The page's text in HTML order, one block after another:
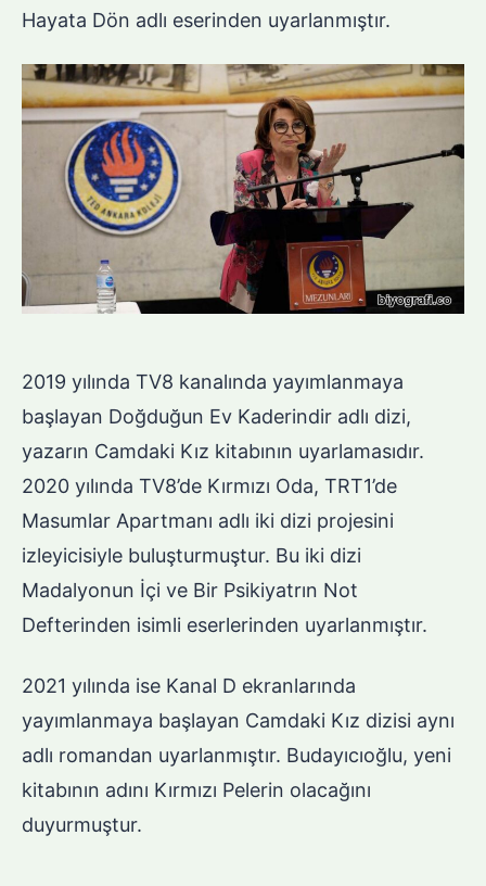
Hayata Dön adlı eserinden uyarlanmıştır.
2019 yılında TV8 kanalında yayımlanmaya
başlayan Doğduğun Ev Kaderindir adlı dizi,
yazarın Camdaki Kız kitabının uyarlamasıdır.
2020 yılında TV8’de Kırmızı Oda, TRT1’de
Masumlar Apartmanı adlı iki dizi projesini
izleyicisiyle buluşturmuştur. Bu iki dizi
Madalyonun İçi ve Bir Psikiyatrın Not
Defterinden isimli eserlerinden uyarlanmıştır.
2021 yılında ise Kanal D ekranlarında
yayımlanmaya başlayan Camdaki Kız dizisi aynı
adlı romandan uyarlanmıştır. Budayıcıoğlu, yeni
kitabının adını Kırmızı Pelerin olacağını
duyurmuştur.